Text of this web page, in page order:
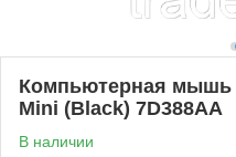
Компьютерная мышь
Mini (Black) 7D388AA
В наличии